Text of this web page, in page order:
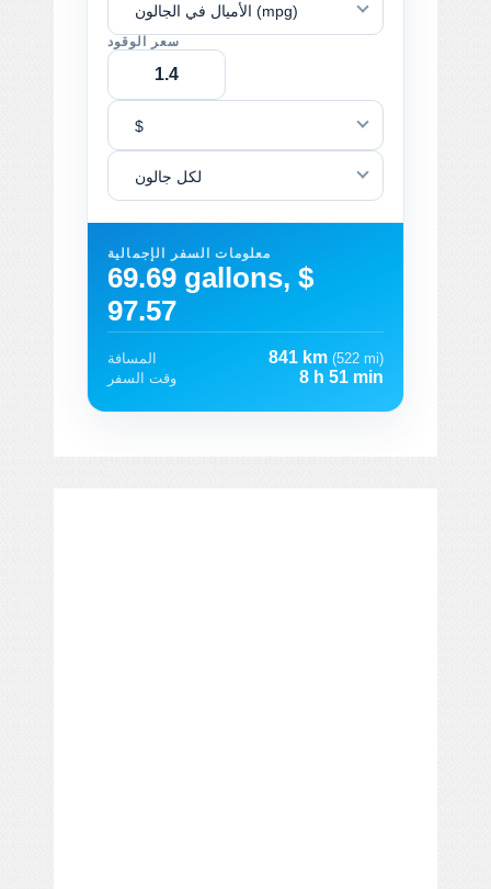
الأميال في الجالون (mpg)
سعر الوقود
$
لكل جالون
معلومات السفر الإجمالية
69.69 gallons, $
97.57
المسافة 841 km (522 mi)
وقت السفر
8 h 51 min